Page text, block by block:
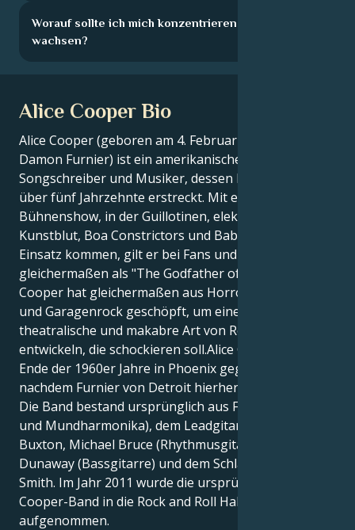
Worauf sollte ich mich konzentrieren, um zu
wachsen?
Alice Cooper Bio
Alice Cooper (geboren am 4. Februar 1948 als Vincent
Damon Furnier) ist ein amerikanischer Rocksänger,
Songschreiber und Musiker, dessen Karriere sich
über fünf Jahrzehnte erstreckt. Mit einer
Bühnenshow, in der Guillotinen, elektrische Stühle,
Kunstblut, Boa Constrictors und Babypuppen zum
Einsatz kommen, gilt er bei Fans und Kollegen
gleichermaßen als "The Godfather of Shock Rock";;
Cooper hat gleichermaßen aus Horrorfilmen, Varieté
und Garagenrock geschöpft, um eine grandios
theatralische und makabre Art von Rock zu
entwickeln, die schockieren soll.Alice Cooper wurde
Ende der 1960er Jahre in Phoenix gegründet,
nachdem Furnier von Detroit hierher gezogen war.
Die Band bestand ursprünglich aus Furnier (Gesang
und Mundharmonika), dem Leadgitarristen Glen
Buxton, Michael Bruce (Rhythmusgitarre), Dennis
Dunaway (Bassgitarre) und dem Schlagzeuger Neal
Smith. Im Jahr 2011 wurde die ursprüngliche Alice
Cooper-Band in die Rock and Roll Hall of Fame
aufgenommen.